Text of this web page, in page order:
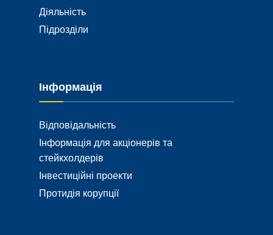
Діяльність
Підрозділи
Інформація
Відповідальність
Інформація для акціонерів та
стейкхолдерів
Інвестиційні проекти
Протидія корупції